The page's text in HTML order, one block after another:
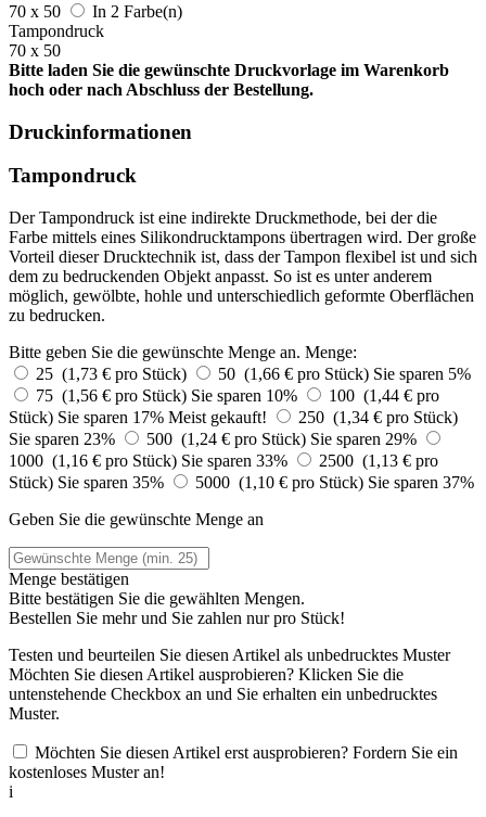
70 x 50
In 2 Farbe(n)
Tampondruck
70 x 50
Bitte laden Sie die gewünschte Druckvorlage im Warenkorb
hoch oder nach Abschluss der Bestellung.
Druckinformationen
Tampondruck
Der Tampondruck ist eine indirekte Druckmethode, bei der die
Farbe mittels eines Silikondrucktampons übertragen wird. Der große
Vorteil dieser Drucktechnik ist, dass der Tampon flexibel ist und sich
dem zu bedruckenden Objekt anpasst. So ist es unter anderem
möglich, gewölbte, hohle und unterschiedlich geformte Oberflächen
zu bedrucken.
Bitte geben Sie die gewünschte Menge an. Menge:
25 (1,73 € pro Stück)
50 (1,66 € pro Stück) Sie sparen 5%
75 (1,56 € pro Stück) Sie sparen 10%
100 (1,44 € pro
Stück) Sie sparen 17% Meist gekauft!
250 (1,34 € pro Stück)
Sie sparen 23%
500 (1,24 € pro Stück) Sie sparen 29%
1000 (1,16 € pro Stück) Sie sparen 33%
2500 (1,13 € pro
Stück) Sie sparen 35% 5000 (1,10 € pro Stück) Sie sparen 37%
Geben Sie die gewünschte Menge an
Menge bestätigen
Bitte bestätigen Sie die gewählten Mengen.
Bestellen Sie mehr und Sie zahlen nurpro Stück!
Testen und beurteilen Sie diesen Artikel als unbedrucktes Muster
Möchten Sie diesen Artikel ausprobieren? Klicken Sie die
untenstehende Checkbox an und Sie erhalten ein unbedrucktes
Muster.
Möchten Sie diesen Artikel erst ausprobieren? Fordern Sie ein
kostenloses Muster an!
i